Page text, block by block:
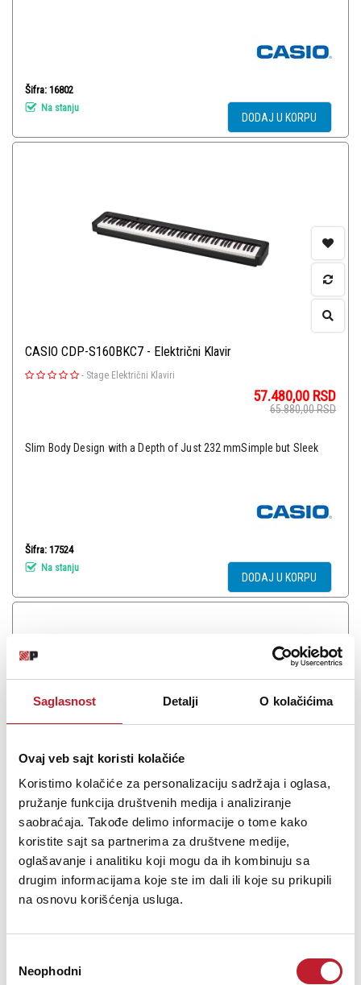
Saglasnost Detalji O kolačićima
Ovaj veb sajt koristi kolačiće
Koristimo kolačiće za personalizaciju sadržaja i oglasa,
pružanje funkcija društvenih medija i analiziranje
saobraćaja. Takođe delimo informacije o tome kako
koristite sajt sa partnerima za društvene medije,
oglašavanje i analitiku koji mogu da ih kombinuju sa
drugim informacijama koje ste im dali ili koje su prikupili
na osnovu korišćenja usluga.
сагласности
Neophodni
Šifra: 16802
Na stanju
DODAJ U KORPU
CASIO CDP-S160BKC7 - Električni Klavir
- Stage Električni Klaviri
57.480,00 RSD
65.880,00RSD
Slim Body Design with a Depth of Just 232 mmSimple but Sleek
Šifra: 17524
Na stanju
DODAJ U KORPU
Casio PX-S1100MBC7 - Električni klavir
- Stage Električni Klaviri
65.880,00
81.240,00
Introducing two new limited-edition colours-Calm Blue and
Based on the concept of “CALM & MELLOW”, these special new
colou...